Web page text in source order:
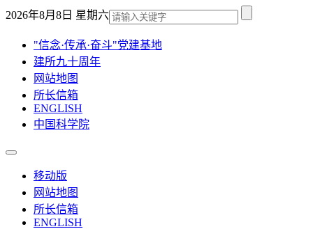
2026年8月8日 星期六
"信念·传承·奋斗"党建基地
建所九十周年
网站地图
所长信箱
ENGLISH
中国科学院
移动版
网站地图
所长信箱
ENGLISH